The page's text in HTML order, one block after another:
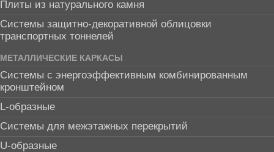
Плиты из натурального камня
Системы защитно-декоративной облицовки
транспортных тоннелей
МЕТАЛЛИЧЕСКИЕ КАРКАСЫ
Системы с энергоэффективным комбинированным
кронштейном
L-образные
Системы для межэтажных перекрытий
U-образные